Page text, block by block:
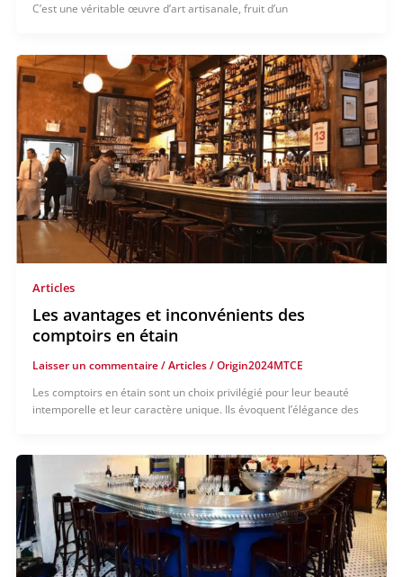
C’est une véritable œuvre d’art artisanale, fruit d’un
Articles
Les avantages et inconvénients des
comptoirs en étain
Laisser un commentaire/Articles/Origin2024MTCE
Les comptoirs en étain sont un choix privilégié pour leur beauté
intemporelle et leur caractère unique. Ils évoquent l’élégance des